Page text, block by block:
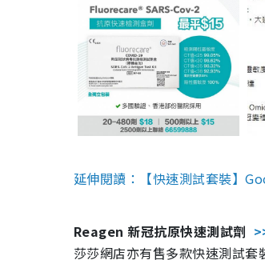
延伸閱讀：【快速測試套裝】
Reagen 新冠抗原快速測試劑
莎莎網店亦有售多款快速測試